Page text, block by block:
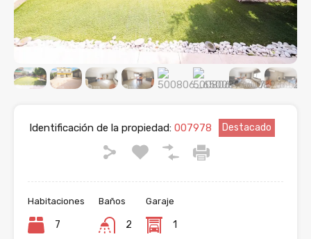
Identificación de la propiedad: 007978 Destacado
Habitaciones
7
Baños
2
Garaje
1